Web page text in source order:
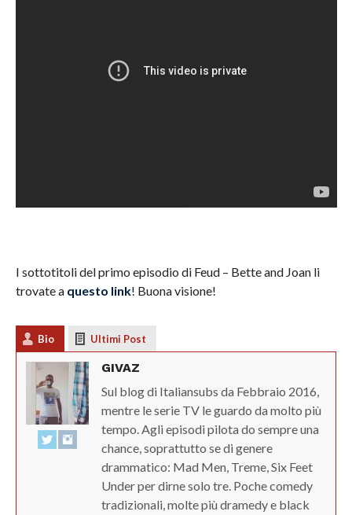
I sottotitoli del primo episodio di Feud – Bette and Joan li
trovate a questo link! Buona visione!
Bio Ultimi Post
GIVAZ
Sul blog di Italiansubs da Febbraio 2016,
mentre le serie TV le guardo da molto più
tempo. Agli episodi pilota do sempre una
chance, soprattutto se di genere
drammatico: Mad Men, Treme, Six Feet
Under per dirne solo tre. Poche comedy
tradizionali, molte più dramedy e black